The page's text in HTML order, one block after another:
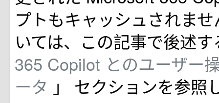
プトもキャッシュされま
いては、この記事で後述
365 Copilot とのユーザー
ータ 」 セクションを参照